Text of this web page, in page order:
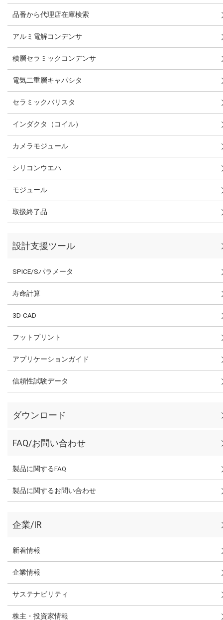
品番から代理店在庫検索
アルミ電解コンデンサ
積層セラミックコンデンサ
電気二重層キャパシタ
セラミックバリスタ
インダクタ（コイル）
カメラモジュール
シリコンウエハ
モジュール
取扱終了品
設計支援ツール
SPICE/Sパラメータ
寿命計算
3D-CAD
フットプリント
アプリケーションガイド
信頼性試験データ
ダウンロード
FAQ/お問い合わせ
製品に関するFAQ
製品に関するお問い合わせ
企業/IR
新着情報
企業情報
サステナビリティ
株主・投資家情報